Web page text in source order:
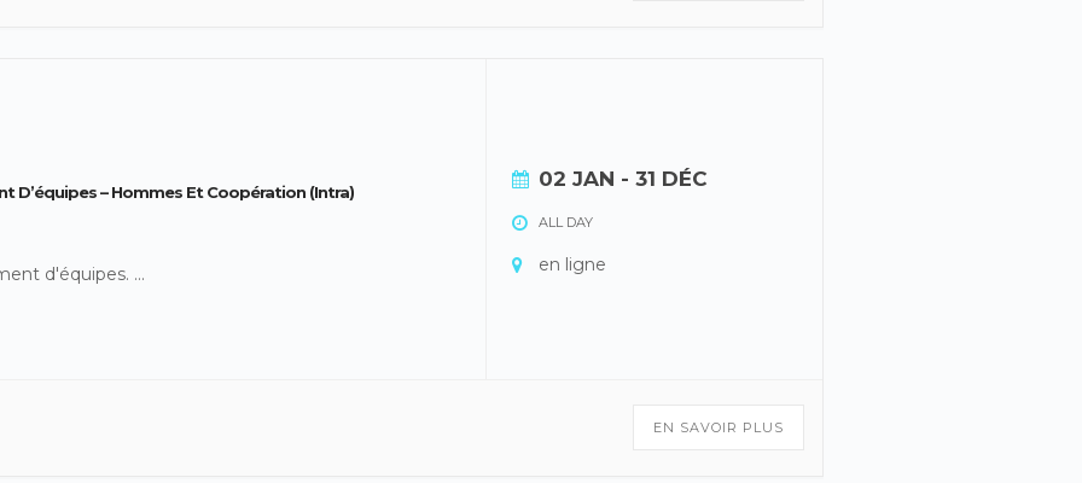
D’équipes – Hommes Et Coopération (intra)
d'équipes. ...
02 JAN - 31 DÉC
ALL DAY
en ligne
EN SAVOIR PLUS